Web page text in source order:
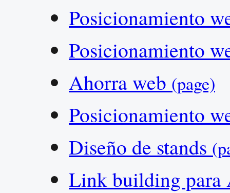
Posicionamiento
Posicionamiento
Ahorra web (page)
Posicionamiento
Diseño de stands
Link building para